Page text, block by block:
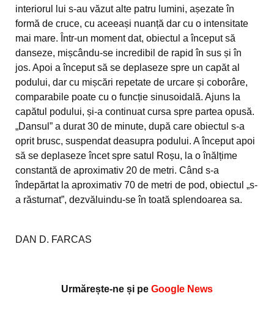
interiorul lui s-au văzut alte patru lumini, așezate în
formă de cruce, cu aceeași nuanță dar cu o intensitate
mai mare. Într-un moment dat, obiectul a început să
danseze, mișcându-se incredibil de rapid în sus și în
jos. Apoi a început să se deplaseze spre un capăt al
podului, dar cu mișcări repetate de urcare și coborâre,
comparabile poate cu o funcție sinusoidală. Ajuns la
capătul podului, și-a continuat cursa spre partea opusă.
„Dansul” a durat 30 de minute, după care obiectul s-a
oprit brusc, suspendat deasupra podului. A început apoi
să se deplaseze încet spre satul Roșu, la o înălțime
constantă de aproximativ 20 de metri. Când s-a
îndepărtat la aproximativ 70 de metri de pod, obiectul „s-
a răsturnat”, dezvăluindu-se în toată splendoarea sa.
DAN D. FARCAS
Urmărește-ne și pe Google News